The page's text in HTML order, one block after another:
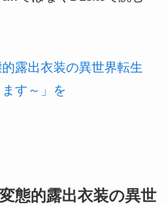
露出衣装の異世界転生
す～」を
態的露出衣装の異世